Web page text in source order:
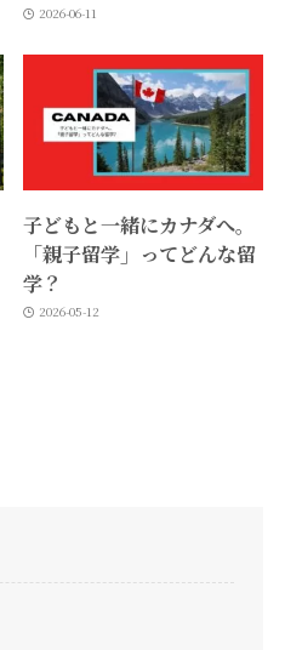
2026-06-11
子どもと一緒にカナダへ。
「親子留学」ってどんな留
学？
2026-05-12